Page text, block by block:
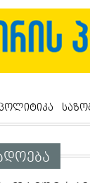
პოლიტიკა